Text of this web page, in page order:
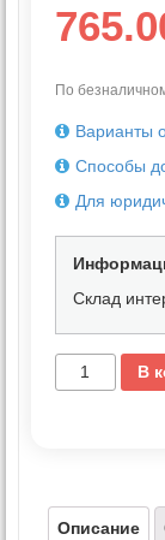
По
Варианты
Способы
Для
Склад
В
Описание